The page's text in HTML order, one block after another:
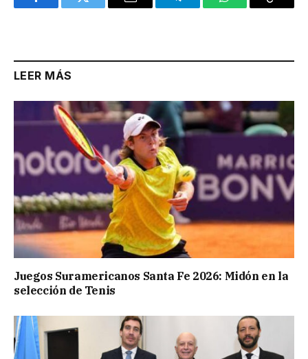
FacebookTwitter Email TelegramWhatsAppCopy
LEER MÁS
Juegos Suramericanos Santa Fe 2026: Midón en la
selección de Tenis